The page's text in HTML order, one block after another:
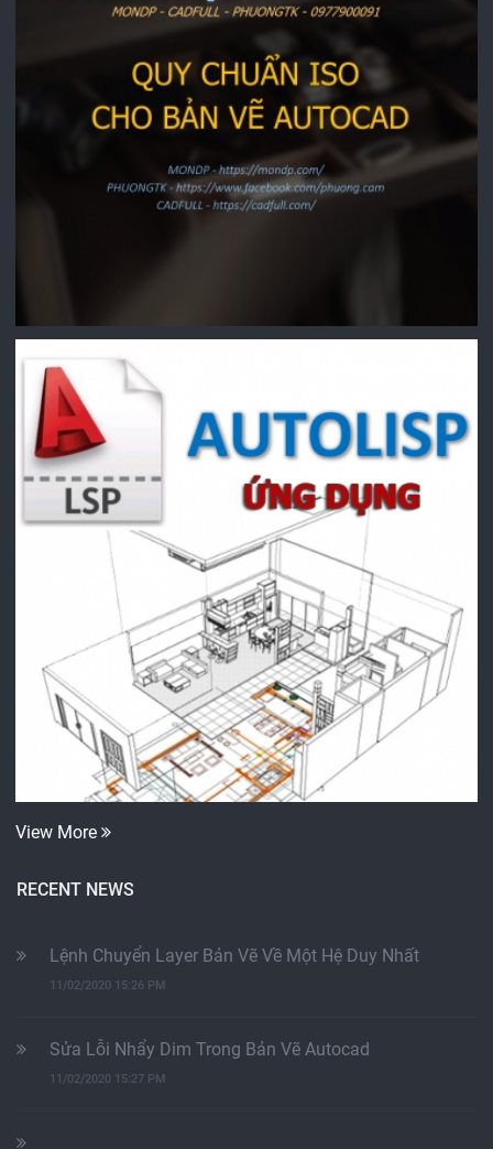
View More
RECENT NEWS
Lệnh Chuyển Layer Bản Vẽ Về Một Hệ Duy Nhất
11/02/2020 15:26 PM
Sửa Lỗi Nhẩy Dim Trong Bản Vẽ Autocad
11/02/2020 15:27 PM